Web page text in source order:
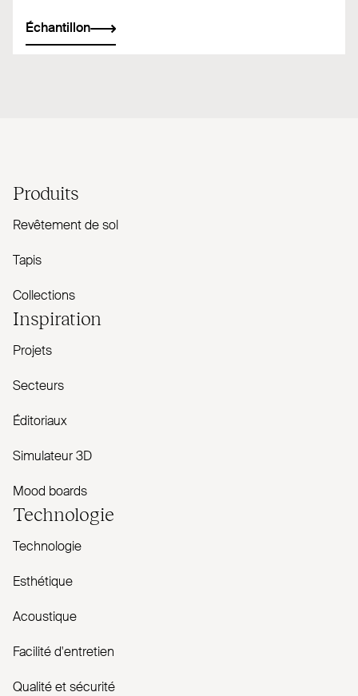
Échantillon
Produits
Revêtement de sol
Tapis
Collections
Inspiration
Projets
Secteurs
Éditoriaux
Simulateur 3D
Mood boards
Technologie
Technologie
Esthétique
Acoustique
Facilité d'entretien
Qualité et sécurité